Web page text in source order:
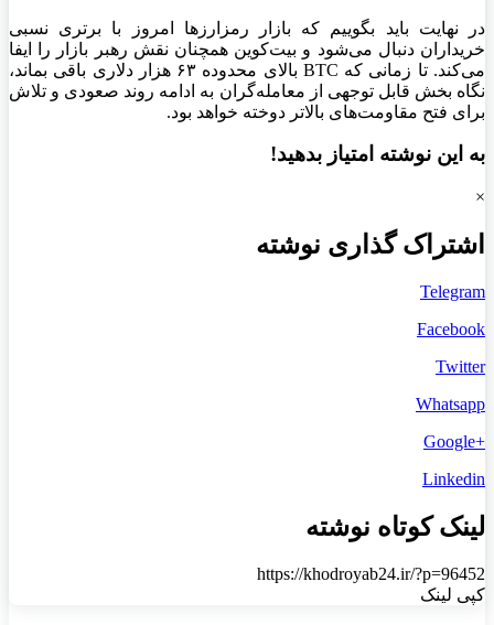
در نهایت باید بگوییم که بازار رمزارز‌ها امروز با برتری نسبی
خریداران دنبال می‌شود و بیت‌کوین همچنان نقش رهبر بازار را ایفا
می‌کند. تا زمانی که BTC بالای محدوده ۶۳ هزار دلاری باقی بماند،
نگاه بخش قابل توجهی از معامله‌گران به ادامه روند صعودی و تلاش
برای فتح مقاومت‌های بالاتر دوخته خواهد بود.
به این نوشته امتیاز بدهید!
×
اشتراک گذاری نوشته
Telegram
Facebook
Twitter
Whatsapp
+Google
Linkedin
لینک کوتاه نوشته
https://khodroyab24.ir/?p=96452
کپی لینک